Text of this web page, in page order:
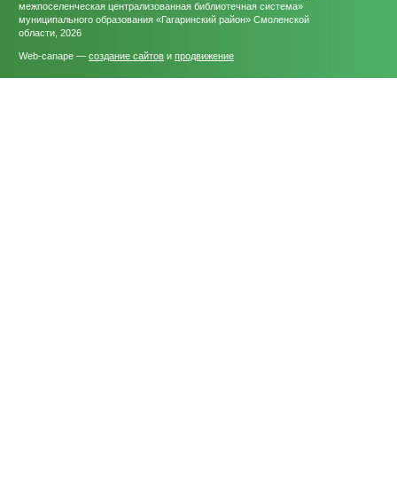
межпоселенческая централизованная библиотечная система»
муниципального образования «Гагаринский район» Смоленской
области, 2026
Web-canape — создание сайтов и продвижение